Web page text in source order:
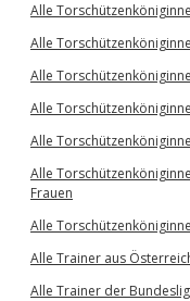
Alle
Alle
Alle
Alle
Alle
Alle
Frauen
Alle
Alle Trainer aus
Alle Trainer der